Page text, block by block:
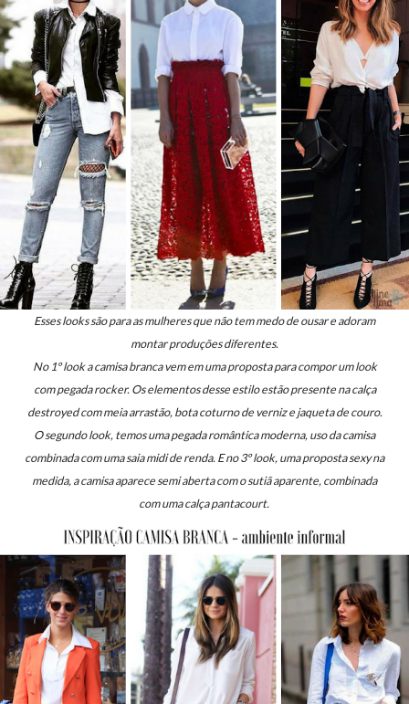
Esses looks são para as mulheres que não tem medo de ousar e adoram
montar produções diferentes.
No 1º look a camisa branca vem em uma proposta para compor um look
com pegada rocker. Os elementos desse estilo estão presente na calça
destroyed com meia arrastão, bota coturno de verniz e jaqueta de couro.
O segundo look, temos uma pegada romântica moderna, uso da camisa
combinada com uma saia midi de renda. E no 3º look, uma propostasexy na
medida, a camisa aparece semi aberta com o sutiã aparente, combinada
com uma calça pantacourt.